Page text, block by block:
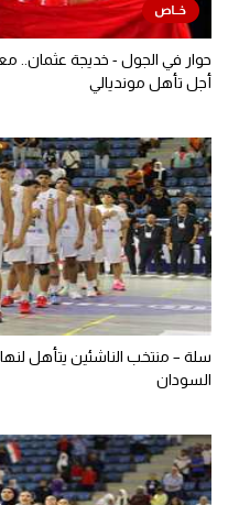
حوار في الجول - خديجة عثمان..
أجل تأهل مونديالي
سلة – منتخب الناشئين يتأهل
السودان